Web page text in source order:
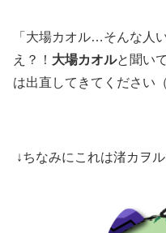
「大場カオル…そんな
え？！ 大場カオルと聞い
は出直してきてください
↓ちなみにこれは渚カヲ